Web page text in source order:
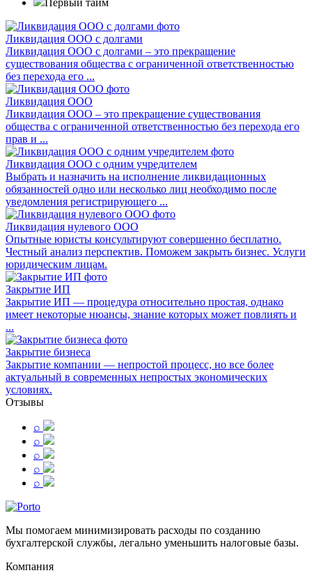
Ликвидация ООО с долгами
Ликвидация ООО с долгами – это прекращение
существования общества с ограниченной ответственностью
без перехода его ...
Ликвидация ООО
Ликвидация ООО – это прекращение существования
общества с ограниченной ответственностью без перехода его
прав и ...
Ликвидация ООО с одним учредителем
Выбрать и назначить на исполнение ликвидационных
обязанностей одно или несколько лиц необходимо после
уведомления регистрирующего ...
Ликвидация нулевого ООО
Опытные юристы консультируют совершенно бесплатно.
Честный анализ перспектив. Поможем закрыть бизнес. Услуги
юридическим лицам.
Закрытие ИП
Закрытие ИП — процедура относительно простая, однако
имеет некоторые нюансы, знание которых может повлиять и
...
Закрытие бизнеса
Закрытие компании — непростой процесс, но все более
актуальный в современных непростых экономических
условиях.
Отзывы
⌕
⌕
⌕
⌕
⌕
Мы помогаем минимизировать расходы по созданию
бухгалтерской службы, легально уменьшить налоговые базы.
Компания